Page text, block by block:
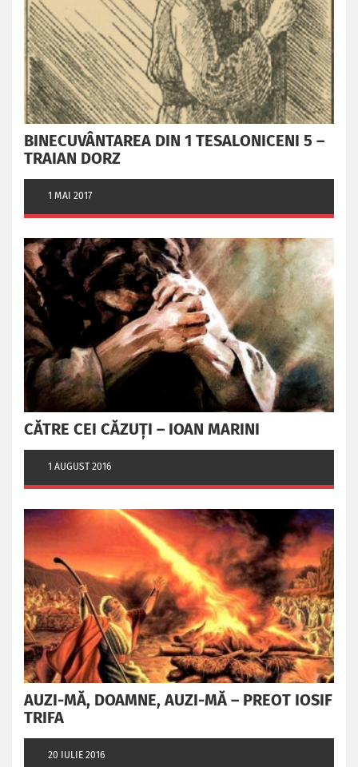
BINECUVÂNTAREA DIN 1 TESALONICENI 5 –
TRAIAN DORZ
1 MAI 2017
CĂTRE CEI CĂZUȚI – IOAN MARINI
1 AUGUST 2016
AUZI-MĂ, DOAMNE, AUZI-MĂ – PREOT IOSIF
TRIFA
20 IULIE 2016